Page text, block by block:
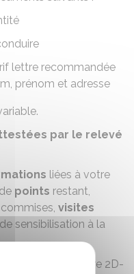
lettre recommandée
prénom et adresse
par le relevé
liées à votre
points restant,
commises, visites
de sensibilisation à la
un
code barre 2D-